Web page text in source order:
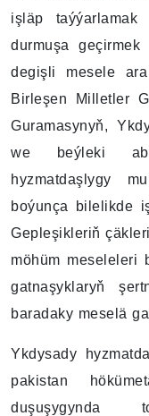
işläp
durmuşa
degişli mesele
Birleşen Milletler
Guramasynyň,
we beýleki
hyzmatdaşlygy
boýunça bilelikde
Gepleşikleriň
möhüm meseleleri
gatnaşyklaryň
baradaky meselä
Ykdysady
pakistan
duşuşygynda